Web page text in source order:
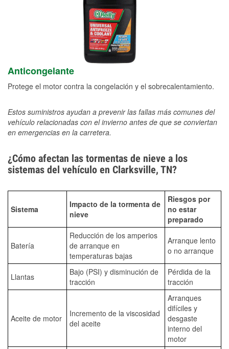
Anticongelante
Protege el motor contra la congelación y el sobrecalentamiento.
Estos suministros ayudan a prevenir las fallas más comunes del
vehículo relacionadas con el invierno antes de que se conviertan
en emergencias en la carretera.
¿Cómo afectan las tormentas de nieve a los
sistemas del vehículo en Clarksville, TN?
Sistema
Impacto de la tormenta de
nieve
Riesgos por
no estar
preparado
Batería
Reducción de los amperios
de arranque en
temperaturas bajas
Arranque lento
o no arranque
Llantas
Bajo (PSI) y disminución de
tracción
Pérdida de la
tracción
Aceite de motor
Incremento de la viscosidad
del aceite
Arranques
difíciles y
desgaste
interno del
motor